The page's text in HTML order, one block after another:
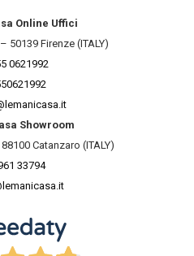
Online Uffici
50139 Firenze (ITALY)
0621992
Showroom
Catanzaro (ITALY)
33794